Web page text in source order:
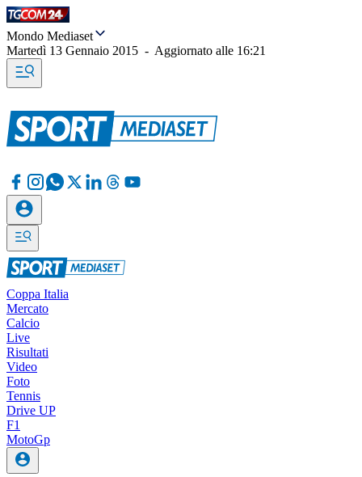
Mondo Mediaset
Martedì 13 Gennaio 2015 - Aggiornato alle 16:21
Coppa Italia
Mercato
Calcio
Live
Risultati
Video
Foto
Tennis
Drive UP
F1
MotoGp